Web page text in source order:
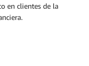
en clientes de la